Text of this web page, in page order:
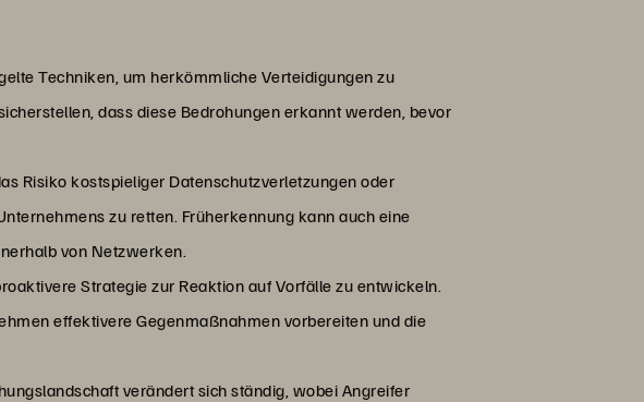
Techniken, um herkömmliche Verteidigungen zu
dass diese Bedrohungen erkannt werden, bevor
Risiko kostspieliger Datenschutzverletzungen oder
zu retten. Früherkennung kann auch eine
von Netzwerken.
Strategie zur Reaktion auf Vorfälle zu entwickeln.
effektivere Gegenmaßnahmen vorbereiten und die
verändert sich ständig, wobei Angreifer